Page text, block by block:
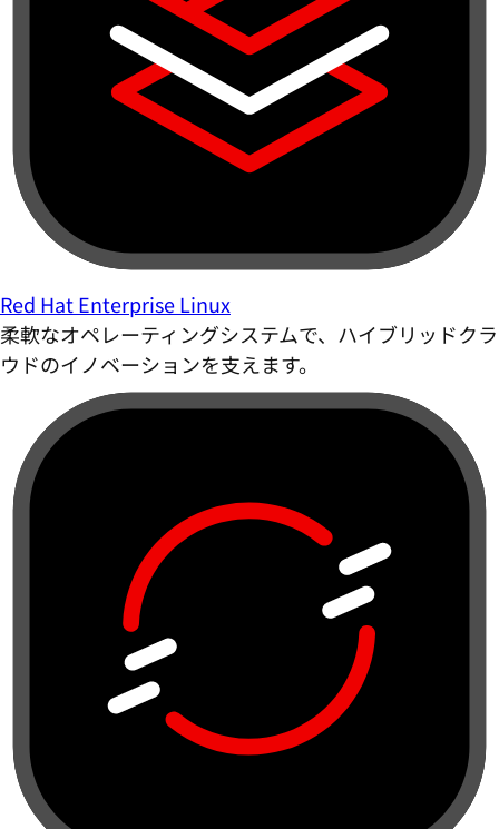
Red Hat Enterprise Linux
柔軟なオペレーティングシステムで、ハイブリッドクラ
ウドのイノベーションを支えます。